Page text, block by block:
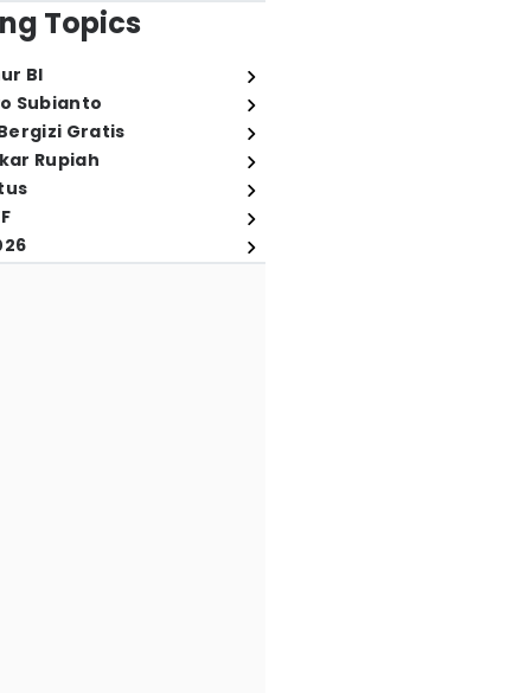
Topics
BI
Subianto
Gratis
Rupiah